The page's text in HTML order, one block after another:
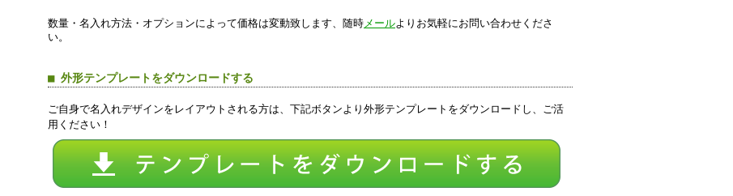
数量・名入れ方法・オプションによって価格は変動致します、随時メールよりお気軽にお問い合わせくださ
い。
■ 外形テンプレートをダウンロードする
ご自身で名入れデザインをレイアウトされる方は、下記ボタンより外形テンプレートをダウンロードし、ご活
用ください！